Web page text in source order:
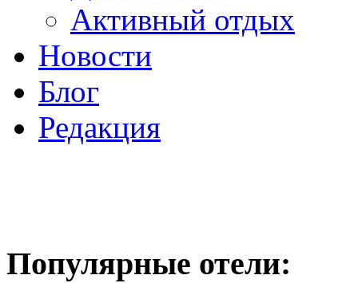
Активный отдых
Новости
Блог
Редакция
Популярные отели: